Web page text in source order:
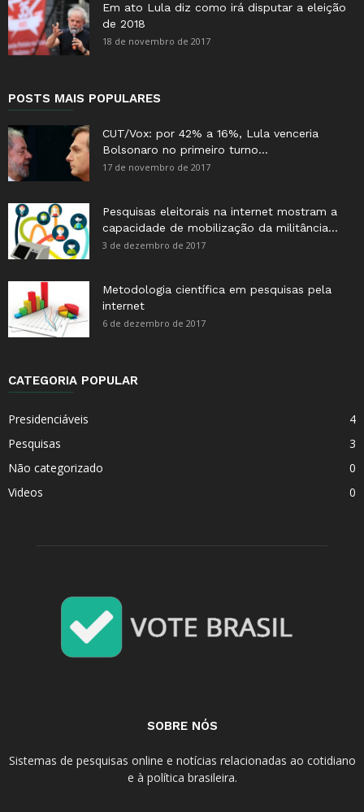
Em ato Lula diz como irá disputar a eleição
de 2018
18 de novembro de 2017
POSTS MAIS POPULARES
CUT/Vox: por 42% a 16%, Lula venceria
Bolsonaro no primeiro turno...
17 de novembro de 2017
Pesquisas eleitorais na internet mostram a
capacidade de mobilização da militância...
3 de dezembro de 2017
Metodologia científica em pesquisas pela
internet
6 de dezembro de 2017
CATEGORIA POPULAR
Presidenciáveis
4
Pesquisas
3
Não categorizado
0
Videos
0
SOBRE NÓS
Sistemas de pesquisas online e notícias relacionadas ao cotidiano
e à política brasileira.